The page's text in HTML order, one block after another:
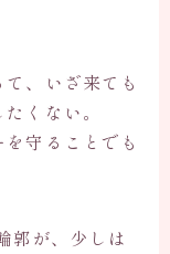
、いざ来ても
くない。
守ることでも
郭が、少しは